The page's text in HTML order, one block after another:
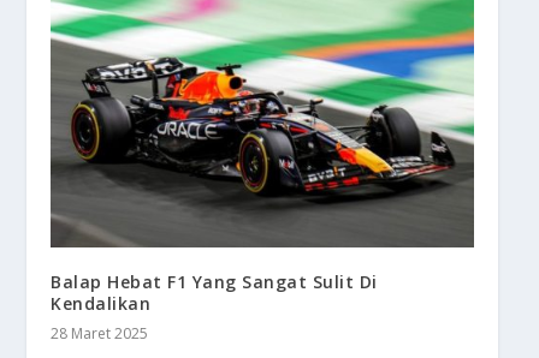
Balap Hebat F1 Yang Sangat Sulit Di
Kendalikan
28 Maret 2025